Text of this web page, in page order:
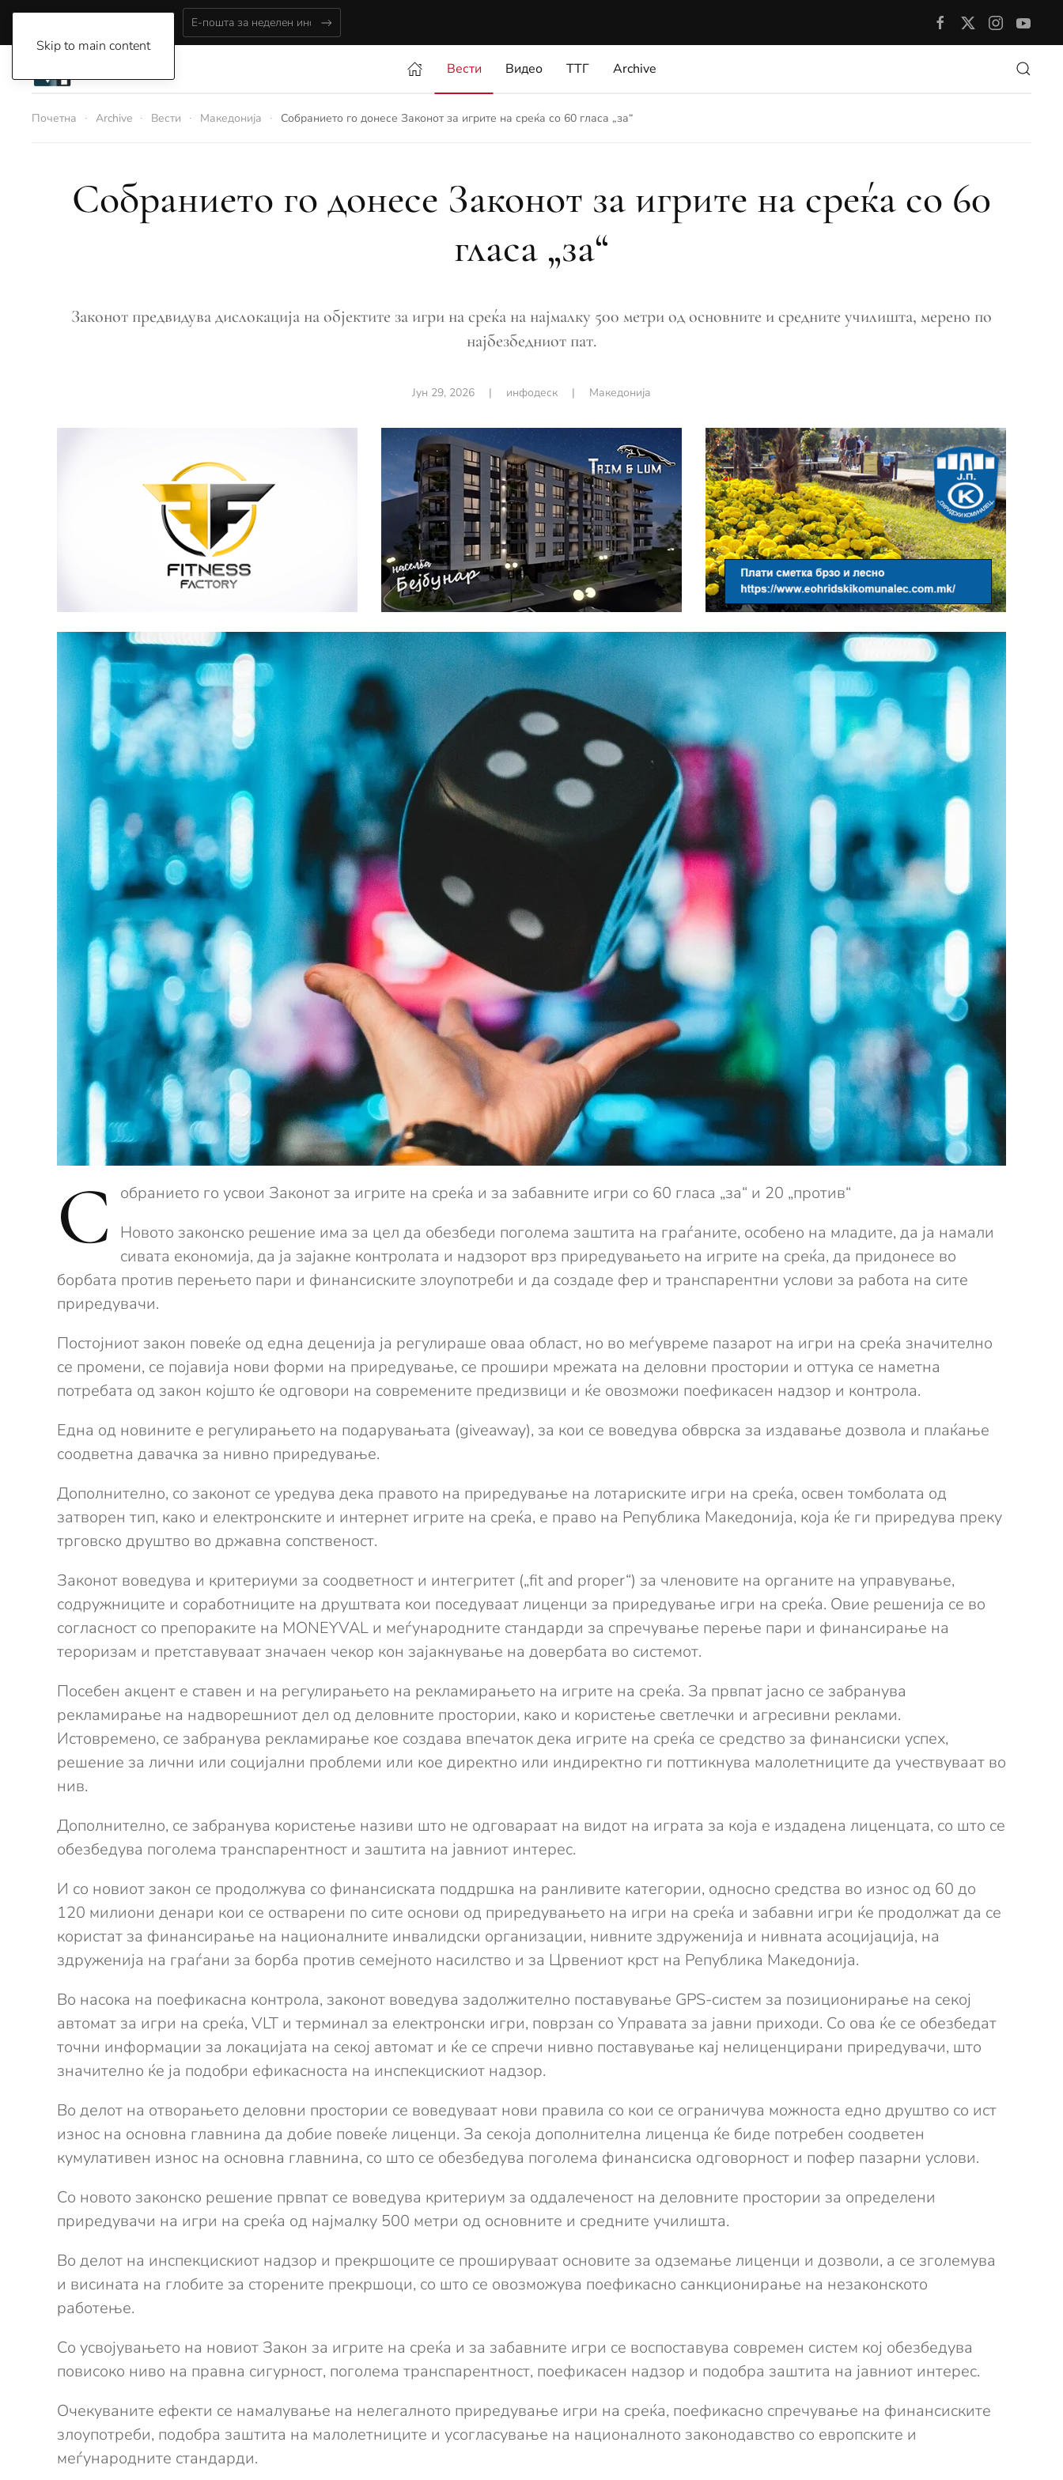
Skip to main content
Вести Видео ТТГ Archive
Почетна Archive Вести Македонија Собранието го донесе Законот за игрите на среќа со 60 гласа „за“
Собранието го донесе Законот за игрите на среќа со 60
гласа „за“
Законот предвидува дислокација на објектите за игри на среќа на најмалку 500 метри од основните и средните училишта, мерено по
најбезбедниот пат.
Јун 29, 2026 | инфодеск | Македонија
С
обранието го усвои Законот за игрите на среќа и за забавните игри со 60 гласа „за“ и 20 „против“
Новото законско решение има за цел да обезбеди поголема заштита на граѓаните, особено на младите, да ја намали
сивата економија, да ја зајакне контролата и надзорот врз приредувањето на игрите на среќа, да придонесе во
борбата против перењето пари и финансиските злоупотреби и да создаде фер и транспарентни услови за работа на сите
приредувачи.
Постојниот закон повеќе од една деценија ја регулираше оваа област, но во меѓувреме пазарот на игри на среќа значително
се промени, се појавија нови форми на приредување, се прошири мрежата на деловни простории и оттука се наметна
потребата од закон којшто ќе одговори на современите предизвици и ќе овозможи поефикасен надзор и контрола.
Една од новините е регулирањето на подарувањата (giveaway), за кои се воведува обврска за издавање дозвола и плаќање
соодветна давачка за нивно приредување.
Дополнително, со законот се уредува дека правото на приредување на лотариските игри на среќа, освен томболата од
затворен тип, како и електронските и интернет игрите на среќа, е право на Република Македонија, која ќе ги приредува преку
трговско друштво во државна сопственост.
Законот воведува и критериуми за соодветност и интегритет („fit and proper“) за членовите на органите на управување,
содружниците и соработниците на друштвата кои поседуваат лиценци за приредување игри на среќа. Овие решенија се во
согласност со препораките на MONEYVAL и меѓународните стандарди за спречување перење пари и финансирање на
тероризам и претставуваат значаен чекор кон зајакнување на довербата во системот.
Посебен акцент е ставен и на регулирањето на рекламирањето на игрите на среќа. За првпат јасно се забранува
рекламирање на надворешниот дел од деловните простории, како и користење светлечки и агресивни реклами.
Истовремено, се забранува рекламирање кое создава впечаток дека игрите на среќа се средство за финансиски успех,
решение за лични или социјални проблеми или кое директно или индиректно ги поттикнува малолетниците да учествуваат во
нив.
Дополнително, се забранува користење називи што не одговараат на видот на играта за која е издадена лиценцата, со што се
обезбедува поголема транспарентност и заштита на јавниот интерес.
И со новиот закон се продолжува со финансиската поддршка на ранливите категории, односно средства во износ од 60 до
120 милиони денари кои се остварени по сите основи од приредувањето на игри на среќа и забавни игри ќе продолжат да се
користат за финансирање на националните инвалидски организации, нивните здруженија и нивната асоцијација, на
здруженија на граѓани за борба против семејното насилство и за Црвениот крст на Република Македонија.
Во насока на поефикасна контрола, законот воведува задолжително поставување GPS-систем за позиционирање на секој
автомат за игри на среќа, VLT и терминал за електронски игри, поврзан со Управата за јавни приходи. Со ова ќе се обезбедат
точни информации за локацијата на секој автомат и ќе се спречи нивно поставување кај нелиценцирани приредувачи, што
значително ќе ја подобри ефикасноста на инспекцискиот надзор.
Во делот на отворањето деловни простории се воведуваат нови правила со кои се ограничува можноста едно друштво со ист
износ на основна главнина да добие повеќе лиценци. За секоја дополнителна лиценца ќе биде потребен соодветен
кумулативен износ на основна главнина, со што се обезбедува поголема финансиска одговорност и пофер пазарни услови.
Со новото законско решение првпат се воведува критериум за оддалеченост на деловните простории за определени
приредувачи на игри на среќа од најмалку 500 метри од основните и средните училишта.
Во делот на инспекцискиот надзор и прекршоците се прошируваат основите за одземање лиценци и дозволи, а се зголемува
и висината на глобите за сторените прекршоци, со што се овозможува поефикасно санкционирање на незаконското
работење.
Со усвојувањето на новиот Закон за игрите на среќа и за забавните игри се воспоставува современ систем кој обезбедува
повисоко ниво на правна сигурност, поголема транспарентност, поефикасен надзор и подобра заштита на јавниот интерес.
Очекуваните ефекти се намалување на нелегалното приредување игри на среќа, поефикасно спречување на финансиските
злоупотреби, подобра заштита на малолетниците и усогласување на националното законодавство со европските и
меѓународните стандарди.